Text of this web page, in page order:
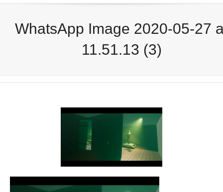
WhatsApp Image 2020-05-27
11.51.13 (3)